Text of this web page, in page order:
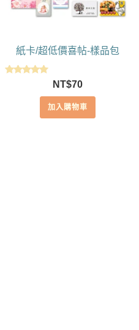
紙卡/超低價喜帖-樣品包
滿分 5
NT$70
加入購物車